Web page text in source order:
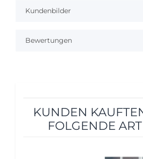
Kundenbilder
Bewertungen
KUNDEN
FOLGENDE